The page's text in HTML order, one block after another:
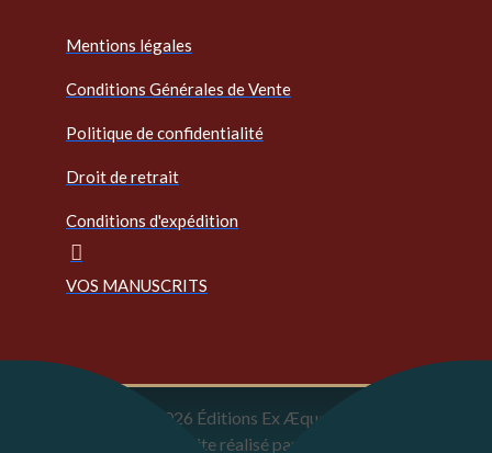
Mentions légales
Conditions Générales de Vente
Politique de confidentialité
Droit de retrait
Conditions d'expédition
VOS MANUSCRITS
Copyright © 2026 Éditions Ex Æquo
Un site réalisé par